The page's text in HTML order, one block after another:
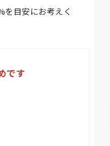
目安にお考えく
です